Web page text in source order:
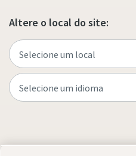
Altere o local do site: